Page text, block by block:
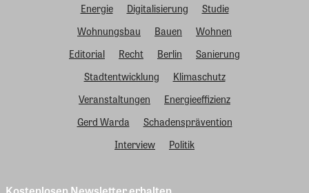
Energie Digitalisierung
Studie
Wohnungsbau
Bauen
Wohnen
Editorial
Recht Berlin
Sanierung
Stadtentwicklung
Klimaschutz
Veranstaltungen
Energieeffizienz
Gerd Warda
Schadensprävention
Interview
Politik